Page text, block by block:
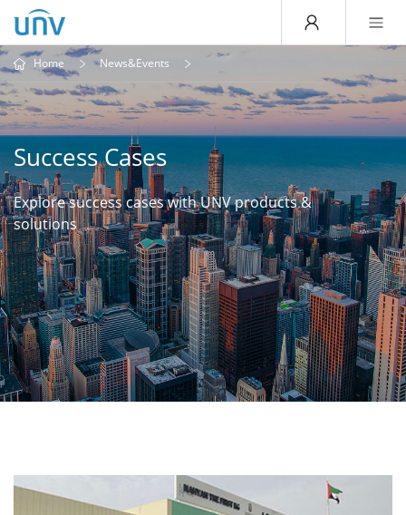
Home News&Events
Success Cases
Explore success cases with UNV products &
solutions